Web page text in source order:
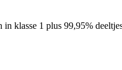
1 plus 99,95%